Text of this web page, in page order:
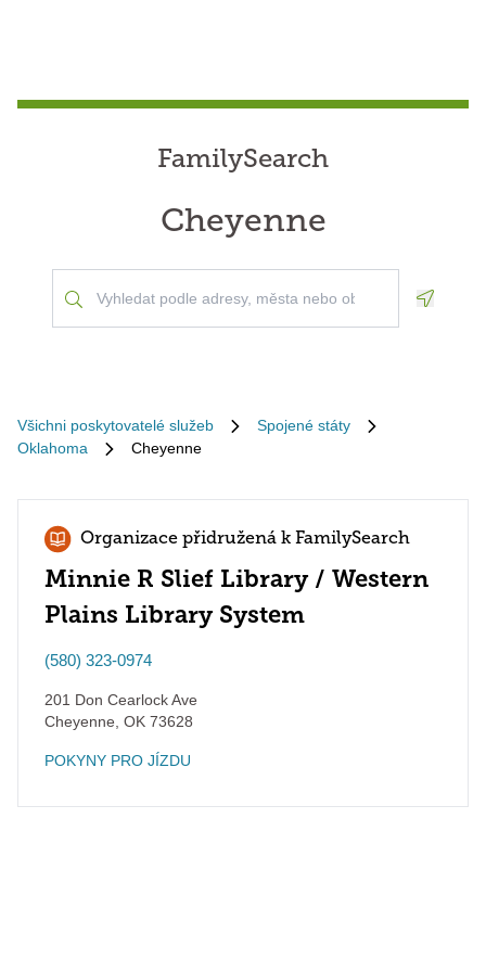
FamilySearch
Cheyenne
Všichni poskytovatelé služeb
Spojené státy
Oklahoma
Cheyenne
Organizace přidružená k FamilySearch
Minnie R Slief Library / Western
Plains Library System
(580) 323-0974
201 Don Cearlock Ave
Cheyenne OK 73628
POKYNY PRO JÍZDU